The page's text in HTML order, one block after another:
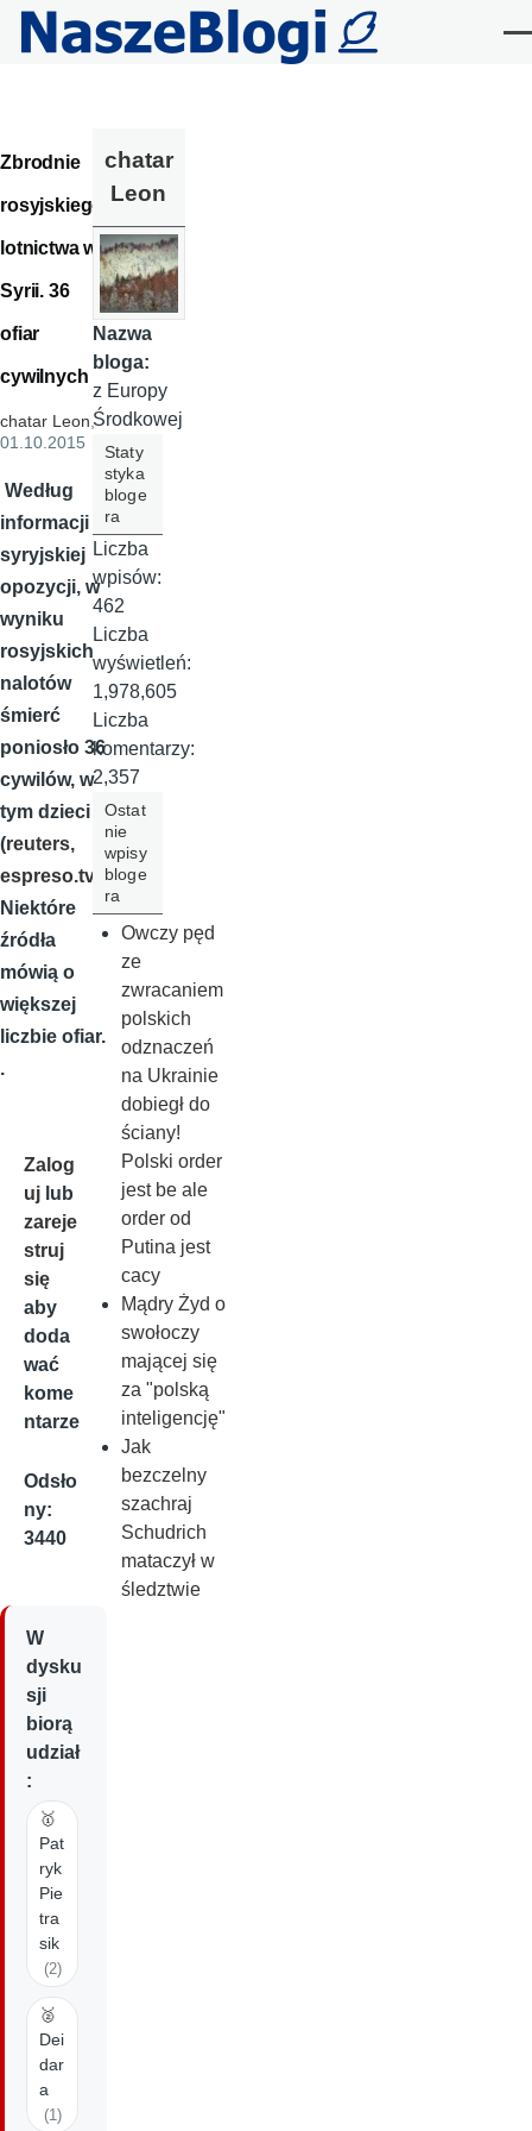
Przejdź do treści
Zbrodnie
rosyjskiego
lotnictwa w
Syrii. 36
ofiar
cywilnych
chatar Leon,
01.10.2015
Według
informacji
syryjskiej
opozycji, w
wyniku
rosyjskich
nalotów
śmierć
poniosło 36
cywilów, w
tym dzieci
(reuters,
espreso.tv
Niektóre
źródła
mówią o
większej
liczbie ofiar.
.
Zalog
uj lub
zareje
struj
się
aby
doda
wać
kome
ntarze
Odsło
ny:
3440
W
dysku
sji
biorą
udział
:
🥇
Pat
ryk
Pie
tra
sik
(2)
🥈
Dei
dar
a
(1)
chatar
Leon
Nazwa
bloga:
z Europy
Środkowej
Staty
styka
bloge
ra
Liczba
wpisów:
462
Liczba
wyświetleń:
1,978,605
Liczba
komentarzy:
2,357
Ostat
nie
wpisy
bloge
ra
Owczy pęd
ze
zwracaniem
polskich
odznaczeń
na Ukrainie
dobiegł do
ściany!
Polski order
jest be ale
order od
Putina jest
cacy
Mądry Żyd o
swołoczy
mającej się
za "polską
inteligencję"
Jak
bezczelny
szachraj
Schudrich
mataczył w
śledztwie